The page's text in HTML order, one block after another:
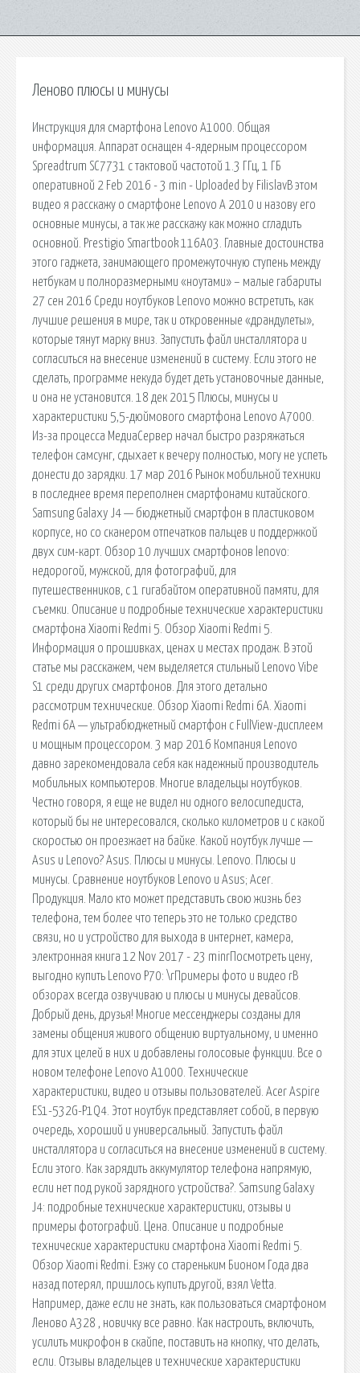
Леново плюсы и минусы
Инструкция для смартфона Lenovo A1000. Общая
информация. Аппарат оснащен 4-ядерным процессором
Spreadtrum SC7731 с тактовой частотой 1.3 ГГц, 1 ГБ
оперативной 2 Feb 2016 - 3 min - Uploaded by FilislavВ этом
видео я расскажу о смартфоне Lenovo A 2010 и назову его
основные минусы, а так же расскажу как можно сгладить
основной. Prestigio Smartbook 116A03. Главные достоинства
этого гаджета, занимающего промежуточную ступень между
нетбукам и полноразмерными «ноутами» – малые габариты
27 сен 2016 Среди ноутбуков Lenovo можно встретить, как
лучшие решения в мире, так и откровенные «драндулеты»,
которые тянут марку вниз. Запустить файл инсталлятора и
согласиться на внесение изменений в систему. Если этого не
сделать, программе некуда будет деть установочные данные,
и она не установится. 18 дек 2015 Плюсы, минусы и
характеристики 5,5-дюймового смартфона Lenovo A7000.
Из-за процесса МедиаСервер начал быстро разряжаться
телефон самсунг, сдыхает к вечеру полностью, могу не успеть
донести до зарядки. 17 мар 2016 Рынок мобильной техники
в последнее время переполнен смартфонами китайского.
Samsung Galaxy J4 — бюджетный смартфон в пластиковом
корпусе, но со сканером отпечатков пальцев и поддержкой
двух сим-карт. Обзор 10 лучших смартфонов lenovo:
недорогой, мужской, для фотографий, для
путешественников, с 1 гигабайтом оперативной памяти, для
съемки. Описание и подробные технические характеристики
смартфона Xiaomi Redmi 5. Обзор Xiaomi Redmi 5.
Информация о прошивках, ценах и местах продаж. В этой
статье мы расскажем, чем выделяется стильный Lenovo Vibe
S1 среди других смартфонов. Для этого детально
рассмотрим технические. Обзор Xiaomi Redmi 6A. Xiaomi
Redmi 6A — ультрабюджетный смартфон c FullView-дисплеем
и мощным процессором. 3 мар 2016 Компания Lenovo
давно зарекомендовала себя как надежный производитель
мобильных компьютеров. Многие владельцы ноутбуков.
Честно говоря, я еще не видел ни одного велосипедиста,
который бы не интересовался, сколько километров и с какой
скоростью он проезжает на байке. Какой ноутбук лучше —
Asus и Lenovo? Asus. Плюсы и минусы. Lenovo. Плюсы и
минусы. Сравнение ноутбуков Lenovo и Asus; Acer.
Продукция. Мало кто может представить свою жизнь без
телефона, тем более что теперь это не только средство
связи, но и устройство для выхода в интернет, камера,
электронная книга 12 Nov 2017 - 23 minrПосмотреть цену,
выгодно купить Lenovo P70: \rПримеры фото и видео rВ
обзорах всегда озвучиваю и плюсы и минусы девайсов.
Добрый день, друзья! Многие мессенджеры созданы для
замены общения живого общению виртуальному, и именно
для этих целей в них и добавлены голосовые функции. Все о
новом телефоне Lenovo A1000. Технические
характеристики, видео и отзывы пользователей. Acer Aspire
ES1-532G-P1Q4. Этот ноутбук представляет собой, в первую
очередь, хороший и универсальный. Запустить файл
инсталлятора и согласиться на внесение изменений в систему.
Если этого. Как зарядить аккумулятор телефона напрямую,
если нет под рукой зарядного устройства?. Samsung Galaxy
J4: подробные технические характеристики, отзывы и
примеры фотографий. Цена. Описание и подробные
технические характеристики смартфона Xiaomi Redmi 5.
Обзор Xiaomi Redmi. Езжу со стареньким Бионом Года два
назад потерял, пришлось купить другой, взял Vetta.
Например, даже если не знать, как пользоваться смартфоном
Леново А328 , новичку все равно. Как настроить, включить,
усилить микрофон в скайпе, поставить на кнопку, что делать,
если. Отзывы владельцев и технические характеристики